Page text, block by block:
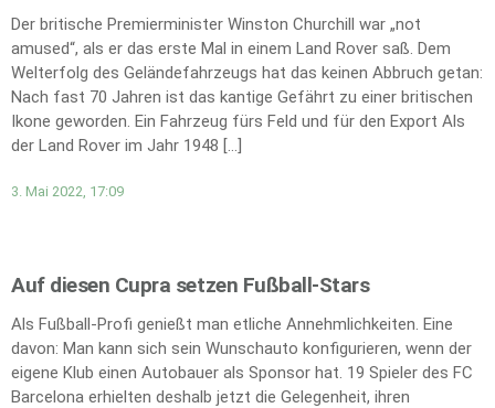
Der britische Premierminister Winston Churchill war „not
amused“, als er das erste Mal in einem Land Rover saß. Dem
Welterfolg des Geländefahrzeugs hat das keinen Abbruch getan:
Nach fast 70 Jahren ist das kantige Gefährt zu einer britischen
Ikone geworden. Ein Fahrzeug fürs Feld und für den Export Als
der Land Rover im Jahr 1948 […]
3. Mai 2022, 17:09
Auf diesen Cupra setzen Fußball-Stars
Als Fußball-Profi genießt man etliche Annehmlichkeiten. Eine
davon: Man kann sich sein Wunschauto konfigurieren, wenn der
eigene Klub einen Autobauer als Sponsor hat. 19 Spieler des FC
Barcelona erhielten deshalb jetzt die Gelegenheit, ihren